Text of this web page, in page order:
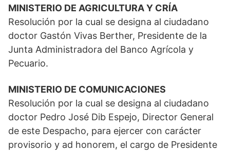
MINISTERIO DE AGRICULTURA Y CRÍA
Resolución por la cual se designa al ciudadano
doctor Gastón Vivas Berther, Presidente de la
Junta Administradora del Banco Agrícola y
Pecuario.
MINISTERIO DE COMUNICACIONES
Resolución por la cual se designa al ciudadano
doctor Pedro José Dib Espejo, Director General
de este Despacho, para ejercer con carácter
provisorio y ad honorem, el cargo de Presidente